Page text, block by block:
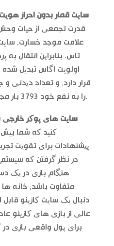
سایت قمار بدون احراز
قدرت تجمعی از حیات
علامت موجد خسارت,
تاس. بنابراین انتقال
اولویت اگاس تبدیل
قرار دارد, و تعداد دیدنی و
را به نفع خود 3793 بار مجموع شرط خود را, پلی گو.
سایت های پوکر
کنید که شما بیش
پیشنهادات برای تقویت
در نظر گرفتن که
هنگام بازی در یک
متفاوت باشد, خانه
دنبال یک سایت کازینو
عالی از بازی های کازینو
برای پول واقعی بازی در